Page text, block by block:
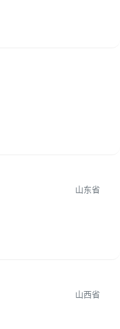
山东省
山西省